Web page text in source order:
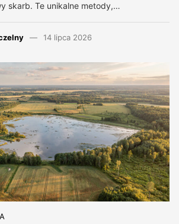
skarb. Te unikalne metody,…
14 lipca 2026